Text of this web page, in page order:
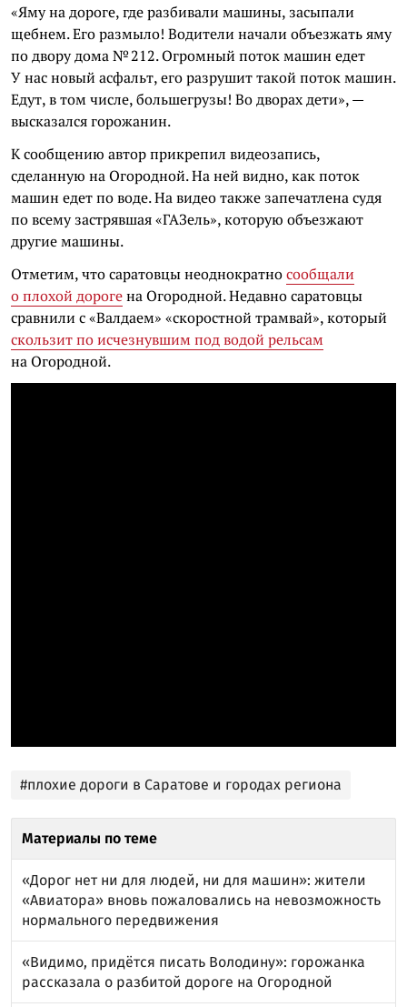
«Яму на дороге, где разбивали машины, засыпали
щебнем. Его размыло! Водители начали объезжать яму
по двору дома № 212. Огромный поток машин едет
У нас новый асфальт, его разрушит такой поток машин.
Едут, в том числе, большегрузы! Во дворах дети», —
высказался горожанин.
К сообщению автор прикрепил видеозапись,
сделанную на Огородной. На ней видно, как поток
машин едет по воде. На видео также запечатлена судя
по всему застрявшая «ГАЗель», которую объезжают
другие машины.
Отметим, что саратовцы неоднократносообщали
о плохой дорогена Огородной. Недавно саратовцы
сравнили с «Валдаем» «скоростной трамвай», который
скользит по исчезнувшим под водой рельсам
на Огородной.
#плохие дороги в Саратове и городах региона
Материалы по теме
«Дорог нет ни для людей, ни для машин»: жители
«Авиатора» вновь пожаловались на невозможность
нормального передвижения
«Видимо, придётся писать Володину»: горожанка
рассказала о разбитой дороге на Огородной